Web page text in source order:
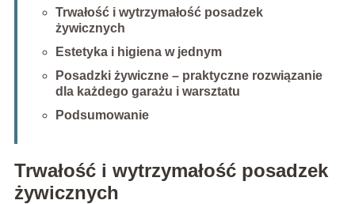
Trwałość i wytrzymałość posadzek
żywicznych
Estetyka i higiena w jednym
Posadzki żywiczne – praktyczne rozwiązanie
dla każdego garażu i warsztatu
Podsumowanie
Trwałość i wytrzymałość posadzek
żywicznych